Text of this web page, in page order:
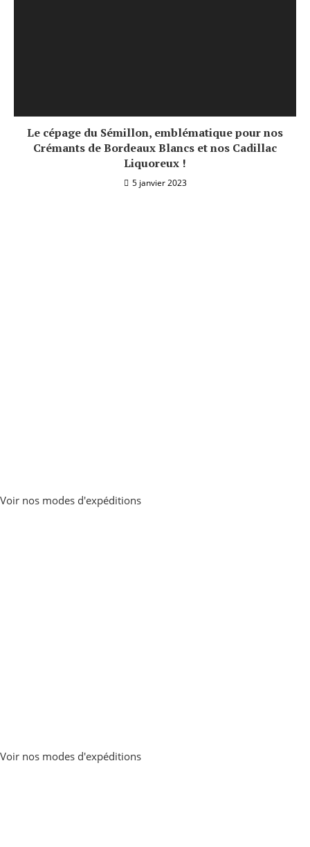
Le cépage du Sémillon, emblématique pour nos
Crémants de Bordeaux Blancs et nos Cadillac
Liquoreux !
5 janvier 2023
Voir nos modes d'expéditions
Voir nos modes d'expéditions